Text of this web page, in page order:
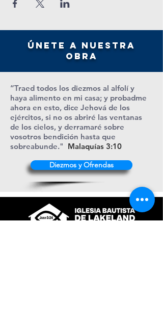
únete a nuestra
obra
“Traed todos los diezmos al alfolí y
haya alimento en mi casa; y probadme
ahora en esto, dice Jehová de los
ejércitos, si no os abriré las ventanas
de los cielos, y derramaré sobre
vosotros bendición hasta que
sobreabunde." Malaquías 3:10
Diezmos y Ofrendas